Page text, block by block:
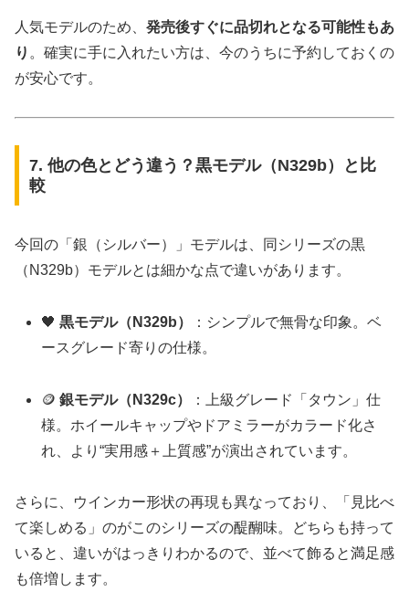
人気モデルのため、 発売後すぐに品切れとなる可能性もあ
り 。確実に手に入れたい方は、今のうちに予約しておくの
が安心です。
7. 他の色とどう違う？黒モデル（N329b）と比
較
今回の「銀（シルバー）」モデルは、同シリーズの黒
（N329b）モデルとは細かな点で違いがあります。
🖤黒モデル（N329b）
：シンプルで無骨な印象。ベ
ースグレード寄りの仕様。
🪙銀モデル（N329c）
：上級グレード「タウン」仕
様。ホイールキャップやドアミラーがカラード化さ
れ、より“実用感＋上質感”が演出されています。
さらに、ウインカー形状の再現も異なっており、「見比べ
て楽しめる」のがこのシリーズの醍醐味。どちらも持って
いると、違いがはっきりわかるので、並べて飾ると満足感
も倍増します。